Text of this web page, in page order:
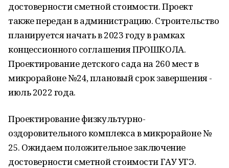
достоверности сметной стоимости. Проект
также передан в администрацию. Строительство
планируется начать в 2023 году в рамках
концессионного соглашения ПРОШКОЛА.
Проектирование детского сада на 260 мест в
микрорайоне №24, плановый срок завершения -
июль 2022 года.
Проектирование физкультурно-
оздоровительного комплекса в микрорайоне №
25. Ожидаем положительное заключение
достоверности сметной стоимости ГАУ УГЭ.